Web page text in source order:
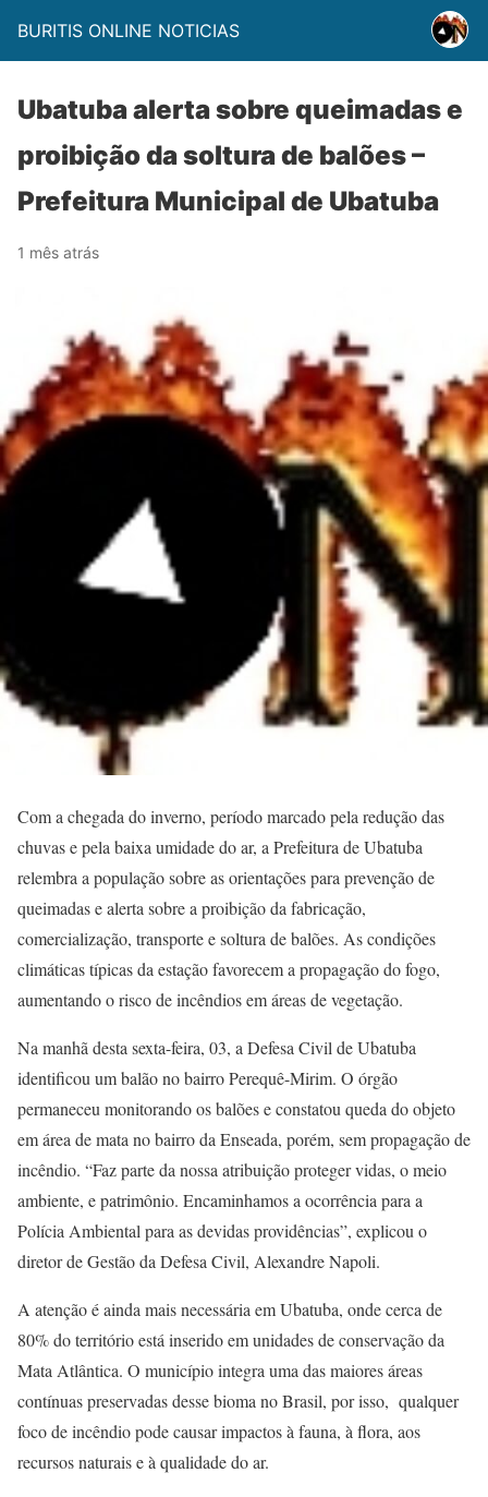
BURITIS ONLINE NOTICIAS
Ubatuba alerta sobre queimadas e
proibição da soltura de balões –
Prefeitura Municipal de Ubatuba
1 mês atrás
Com a chegada do inverno, período marcado pela redução das
chuvas e pela baixa umidade do ar, a Prefeitura de Ubatuba
relembra a população sobre as orientações para prevenção de
queimadas e alerta sobre a proibição da fabricação,
comercialização, transporte e soltura de balões. As condições
climáticas típicas da estação favorecem a propagação do fogo,
aumentando o risco de incêndios em áreas de vegetação.
Na manhã desta sexta-feira, 03, a Defesa Civil de Ubatuba
identificou um balão no bairro Perequê-Mirim. O órgão
permaneceu monitorando os balões e constatou queda do objeto
em área de mata no bairro da Enseada, porém, sem propagação de
incêndio. “Faz parte da nossa atribuição proteger vidas, o meio
ambiente, e patrimônio. Encaminhamos a ocorrência para a
Polícia Ambiental para as devidas providências”, explicou o
diretor de Gestão da Defesa Civil, Alexandre Napoli.
A atenção é ainda mais necessária em Ubatuba, onde cerca de
80% do território está inserido em unidades de conservação da
Mata Atlântica. O município integra uma das maiores áreas
contínuas preservadas desse bioma no Brasil, por isso, qualquer
foco de incêndio pode causar impactos à fauna, à flora, aos
recursos naturais e à qualidade do ar.